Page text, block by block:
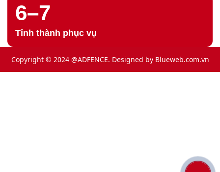
6–7
Tỉnh thành phục vụ
Copyright © 2024 @ADFENCE. Designed by Blueweb.com.vn